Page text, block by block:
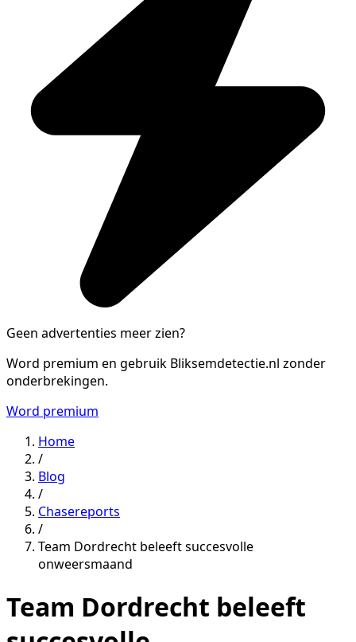
Geen advertenties meer zien?
Word premium en gebruik Bliksemdetectie.nl zonder
onderbrekingen.
Word premium
Home
/
Blog
/
Chasereports
/
Team Dordrecht beleeft succesvolle
onweersmaand
Team Dordrecht beleeft